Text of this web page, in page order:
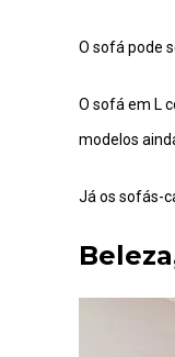
O sofá pode
O sofá em L
modelos
Já os sofás-